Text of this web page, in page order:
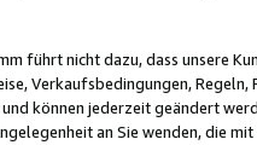
führt nicht dazu, dass unsere
Verkaufsbedingungen,
können jederzeit geändert
an Sie wenden, die